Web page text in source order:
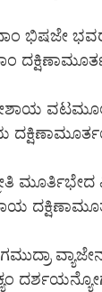
ಭಿಷಜೇ
ಮೂರ್ತಿಭೇದ